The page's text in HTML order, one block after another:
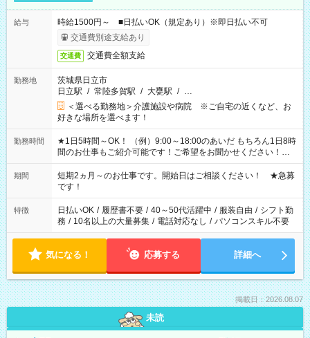
給与
時給1500円～ ■日払いOK（規定あり）※即日払い不可
交通費別途支給あり
交通費 交通費全額支給
勤務地
茨城県日立市
日立駅 / 常陸多賀駅 / 大甕駅 / …
＜選べる勤務地＞介護施設や病院 ※ご自宅の近くなど、お
好きな場所を選べます！
勤務時間
★1日5時間～OK！ （例）9:00～18:00のあいだ もちろん1日8時
間のお仕事もご紹介可能です！ご希望をお聞かせください！★
家庭の都合でお休みが必要な場合も遠慮なくご相談ください。
※週最低15時間以上の勤務が必要です
期間
短期2ヵ月～のお仕事です。開始日はご相談ください！ ★急募
です！
特徴 日払いOK / 履歴書不要 / 40～50代活躍中 / 服装自由 / シフト勤
務 / 10名以上の大量募集 / 電話対応なし / パソコンスキル不要
気になる！ 応募する 詳細へ
掲載日：2026.08.07
未読